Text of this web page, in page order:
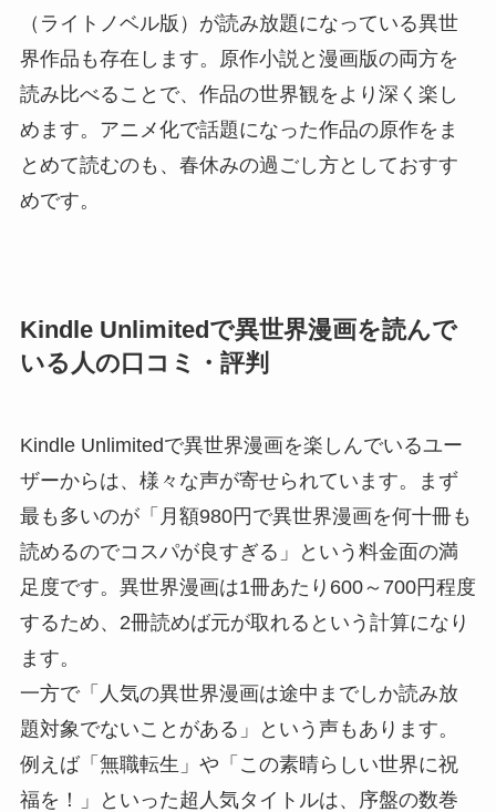
（ライトノベル版）が読み放題になっている異世
界作品も存在します。原作小説と漫画版の両方を
読み比べることで、作品の世界観をより深く楽し
めます。アニメ化で話題になった作品の原作をま
とめて読むのも、春休みの過ごし方としておすす
めです。
Kindle Unlimitedで異世界漫画を読んで
いる人の口コミ・評判
Kindle Unlimitedで異世界漫画を楽しんでいるユー
ザーからは、様々な声が寄せられています。まず
最も多いのが「月額980円で異世界漫画を何十冊も
読めるのでコスパが良すぎる」という料金面の満
足度です。異世界漫画は1冊あたり600～700円程度
するため、2冊読めば元が取れるという計算になり
ます。
一方で「人気の異世界漫画は途中までしか読み放
題対象でないことがある」という声もあります。
例えば「無職転生」や「この素晴らしい世界に祝
福を！」といった超人気タイトルは、序盤の数巻